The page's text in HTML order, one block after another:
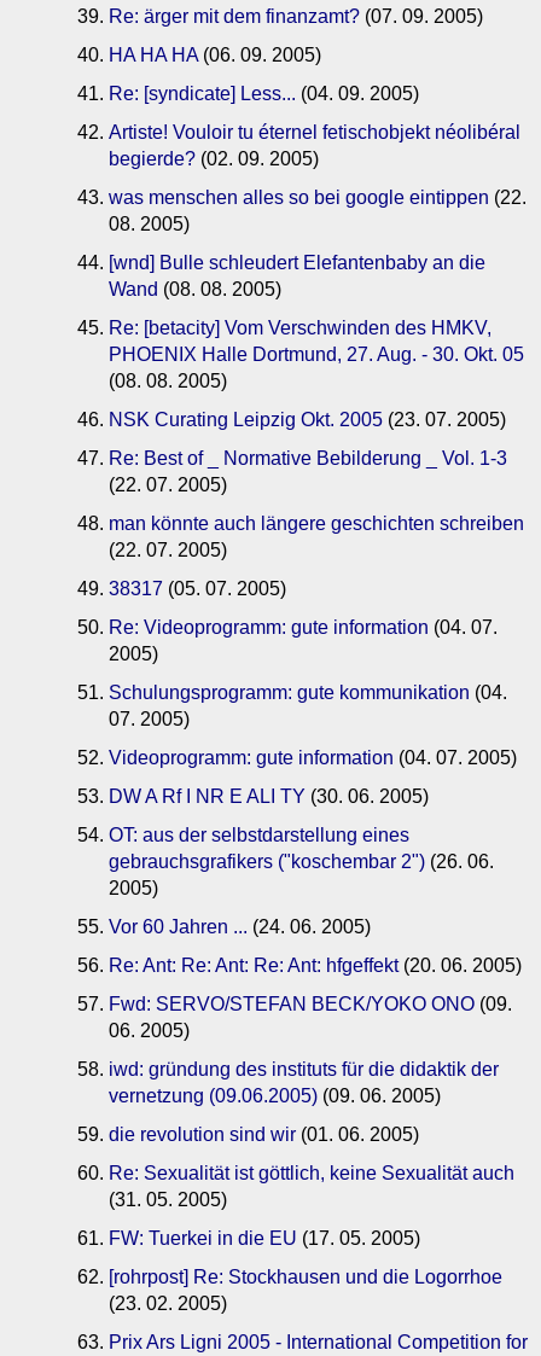
Re: ärger mit dem finanzamt? (07. 09. 2005)
HA HA HA(06. 09. 2005)
Re: [syndicate] Less... (04. 09. 2005)
Artiste! Vouloir tu éternel fetischobjekt néolibéral
begierde? (02. 09. 2005)
was menschen alles so bei google eintippen (22.
08. 2005)
[wnd] Bulle schleudert Elefantenbaby an die
Wand (08. 08. 2005)
Re: [betacity] Vom Verschwinden des HMKV,
PHOENIX Halle Dortmund, 27. Aug. - 30. Okt. 05
(08. 08. 2005)
NSK Curating Leipzig Okt. 2005 (23. 07. 2005)
Re: Best of _ Normative Bebilderung _ Vol. 1-3
(22. 07. 2005)
man könnte auch längere geschichten schreiben
(22. 07. 2005)
38317 (05. 07. 2005)
Re: Videoprogramm: gute information (04. 07.
2005)
Schulungsprogramm: gute kommunikation (04.
07. 2005)
Videoprogramm: gute information (04. 07. 2005)
DW A Rf I NR E ALI TY (30. 06. 2005)
OT: aus der selbstdarstellung eines
gebrauchsgrafikers ("koschembar 2") (26. 06.
2005)
Vor 60 Jahren ... (24. 06. 2005)
Re: Ant: Re: Ant: Re: Ant: hfgeffekt(20. 06. 2005)
Fwd: SERVO/STEFAN BECK/YOKO ONO (09.
06. 2005)
iwd: gründung des instituts für die didaktik der
vernetzung (09.06.2005) (09. 06. 2005)
die revolution sind wir (01. 06. 2005)
Re: Sexualität ist göttlich, keine Sexualität auch
(31. 05. 2005)
FW: Tuerkei in die EU (17. 05. 2005)
[rohrpost] Re: Stockhausen und die Logorrhoe
(23. 02. 2005)
Prix Ars Ligni 2005 - International Competition for